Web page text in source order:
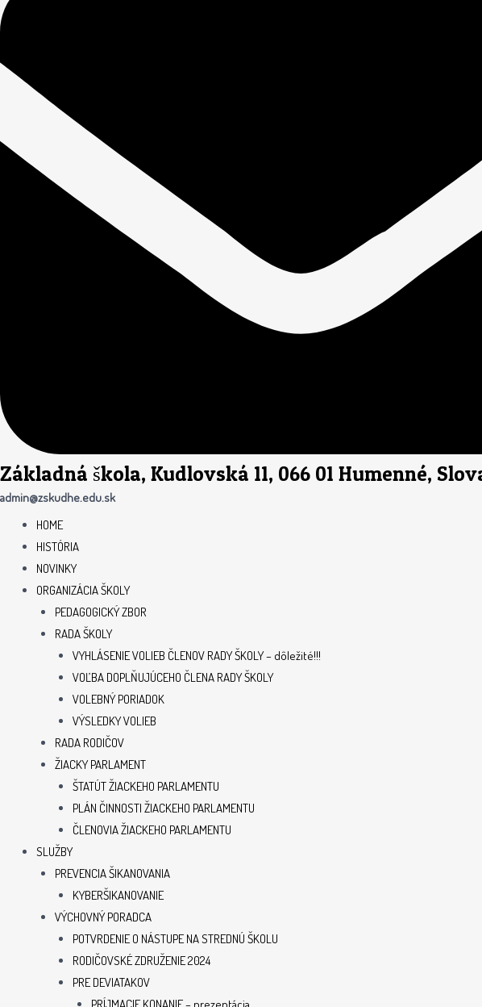
Základná škola, Kudlovská 11, 066 01 Humenné,
admin@zskudhe.edu.sk
HOME
HISTÓRIA
NOVINKY
ORGANIZÁCIA ŠKOLY
PEDAGOGICKÝ ZBOR
RADA ŠKOLY
VYHLÁSENIE VOLIEB ČLENOV RADY ŠKOLY – dôležité!!!
VOĽBA DOPLŇUJÚCEHO ČLENA RADY ŠKOLY
VOLEBNÝ PORIADOK
VÝSLEDKY VOLIEB
RADA RODIČOV
ŽIACKY PARLAMENT
ŠTATÚT ŽIACKEHO PARLAMENTU
PLÁN ČINNOSTI ŽIACKEHO PARLAMENTU
ČLENOVIA ŽIACKEHO PARLAMENTU
SLUŽBY
PREVENCIA ŠIKANOVANIA
KYBERŠIKANOVANIE
VÝCHOVNÝ PORADCA
POTVRDENIE O NÁSTUPE NA STREDNÚ ŠKOLU
RODIČOVSKÉ ZDRUŽENIE 2024
PRE DEVIATAKOV